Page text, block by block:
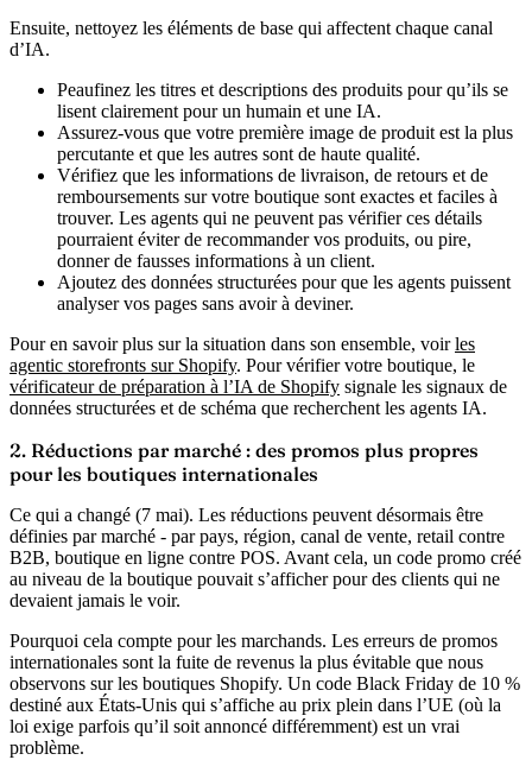
Ensuite, nettoyez les éléments de base qui affectent chaque canal
d’IA.
Peaufinez les titres et descriptions des produits pour qu’ils se
lisent clairement pour un humain et une IA.
Assurez-vous que votre première image de produit est la plus
percutante et que les autres sont de haute qualité.
Vérifiez que les informations de livraison, de retours et de
remboursements sur votre boutique sont exactes et faciles à
trouver. Les agents qui ne peuvent pas vérifier ces détails
pourraient éviter de recommander vos produits, ou pire,
donner de fausses informations à un client.
Ajoutez des données structurées pour que les agents puissent
analyser vos pages sans avoir à deviner.
Pour en savoir plus sur la situation dans son ensemble, voirles
agentic storefronts sur Shopify. Pour vérifier votre boutique, le
vérificateur de préparation à l’IA de Shopify signale les signaux de
données structurées et de schéma que recherchent les agents IA.
2. Réductions par marché : des promos plus propres
pour les boutiques internationales
Ce qui a changé (7 mai). Les réductions peuvent désormais être
définies par marché - par pays, région, canal de vente, retail contre
B2B, boutique en ligne contre POS. Avant cela, un code promo créé
au niveau de la boutique pouvait s’afficher pour des clients qui ne
devaient jamais le voir.
Pourquoi cela compte pour les marchands. Les erreurs de promos
internationales sont la fuite de revenus la plus évitable que nous
observons sur les boutiques Shopify. Un code Black Friday de 10 %
destiné aux États-Unis qui s’affiche au prix plein dans l’UE (où la
loi exige parfois qu’il soit annoncé différemment) est un vrai
problème.